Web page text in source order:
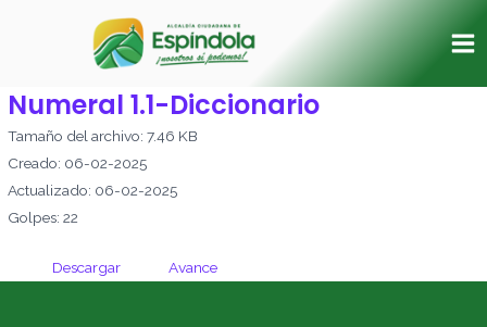
Numeral 1.1-Diccionario
Tamaño del archivo: 7.46 KB
Creado: 06-02-2025
Actualizado: 06-02-2025
Golpes: 22
Descargar Avance